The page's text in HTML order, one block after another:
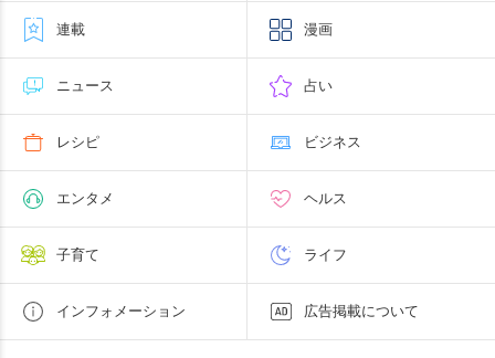
連載 漫画
ニュース 占い
レシピ ビジネス
エンタメ ヘルス
子育て ライフ
インフォメーション 広告掲載について